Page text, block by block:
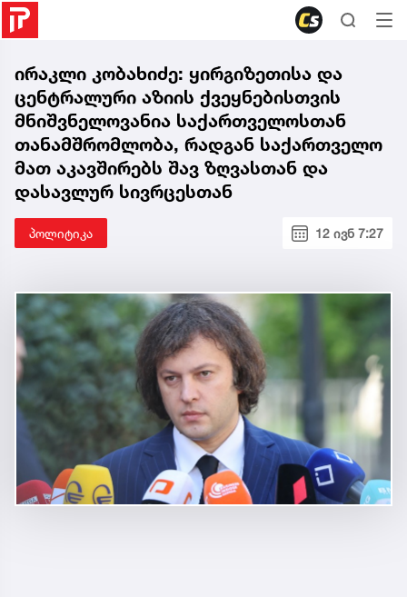
ირაკლი კობახიძე: ყირგიზეთისა და
ცენტრალური აზიის ქვეყნებისთვის
მნიშვნელოვანია საქართველოსთან
თანამშრომლობა, რადგან საქართველო
მათ აკავშირებს შავ ზღვასთან და
დასავლურ სივრცესთან
პოლიტიკა 12 ივნ 7:27